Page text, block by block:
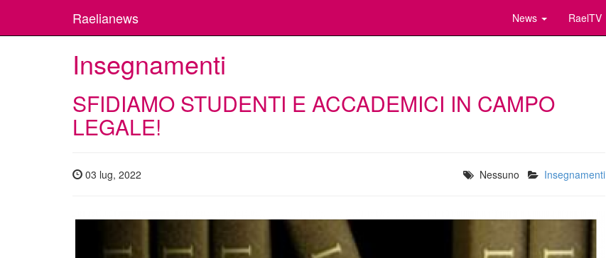
Raelianews News RaelTV
Insegnamenti
SFIDIAMO STUDENTI E ACCADEMICI IN CAMPO
LEGALE!
03 lug, 2022 Nessuno Insegnamenti